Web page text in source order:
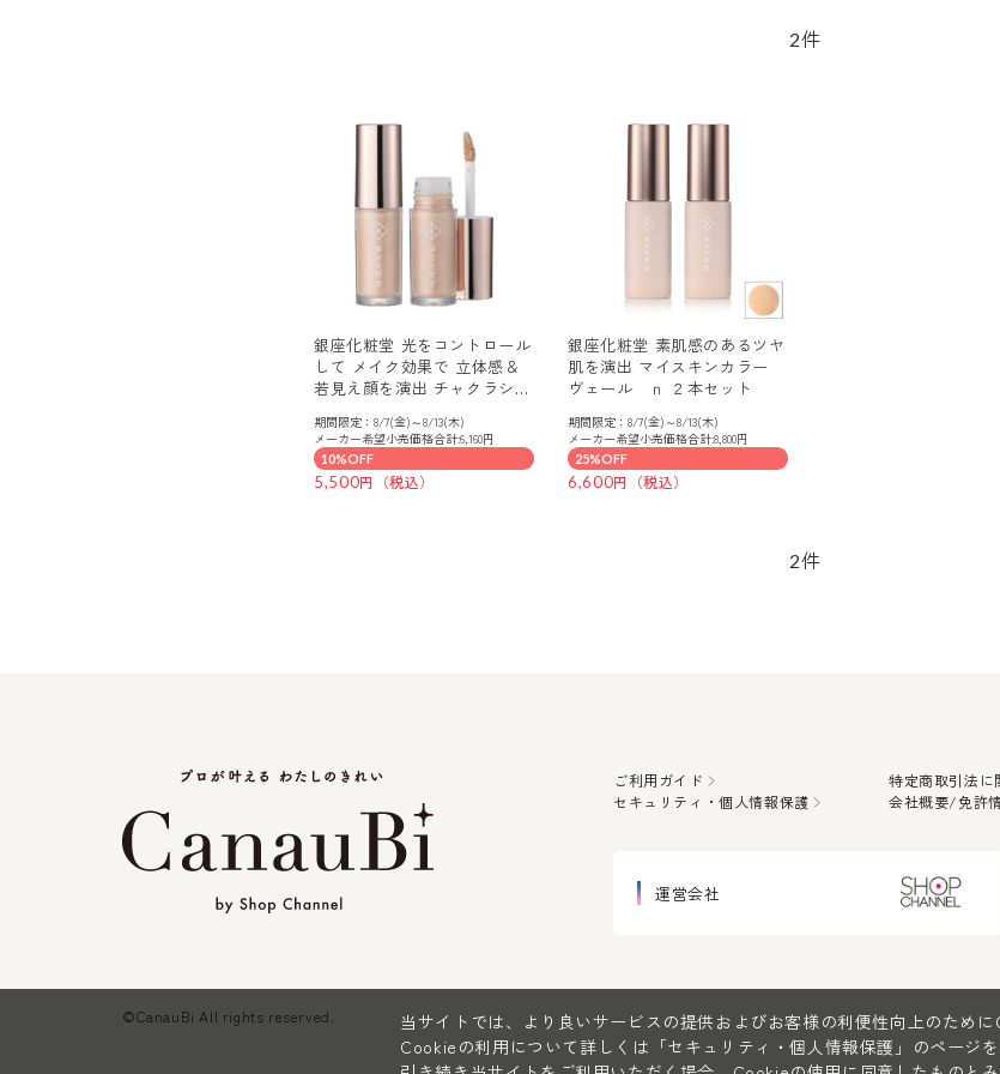
2件
銀座化粧堂 光をコントロール
して メイク効果で 立体感＆
若見え顔を演出 チャクラシャ
セット
期間限定：8/7(金)～8/13(木)
メーカー希望小売価格合計:6,160円
10%OFF
5,500
銀座化粧堂 素肌感のあるツヤ
肌を演出 マイスキンカラー
ヴェール ｎ ２本セット
期間限定：8/7(金)～8/13(木)
メーカー希望小売価格合計:8,800円
25%OFF
6,600
2件
運営会社
ご利用ガイド 特定商取引法に
セキュリティ・個人情報保護
会社概要/免許
©CanauBi All rights reserved.
当サイトでは、より良いサービスの提供およびお客様の利便性向上のために
Cookieの利用について詳しくは 「セキュリティ・個人情報保護」 のページ